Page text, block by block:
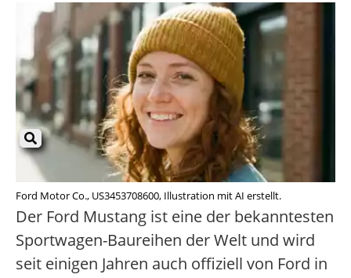
Ford Motor Co., US3453708600, Illustration mit AI erstellt.
Der Ford Mustang ist eine der bekanntesten
Sportwagen-Baureihen der Welt und wird
seit einigen Jahren auch offiziell von Ford in